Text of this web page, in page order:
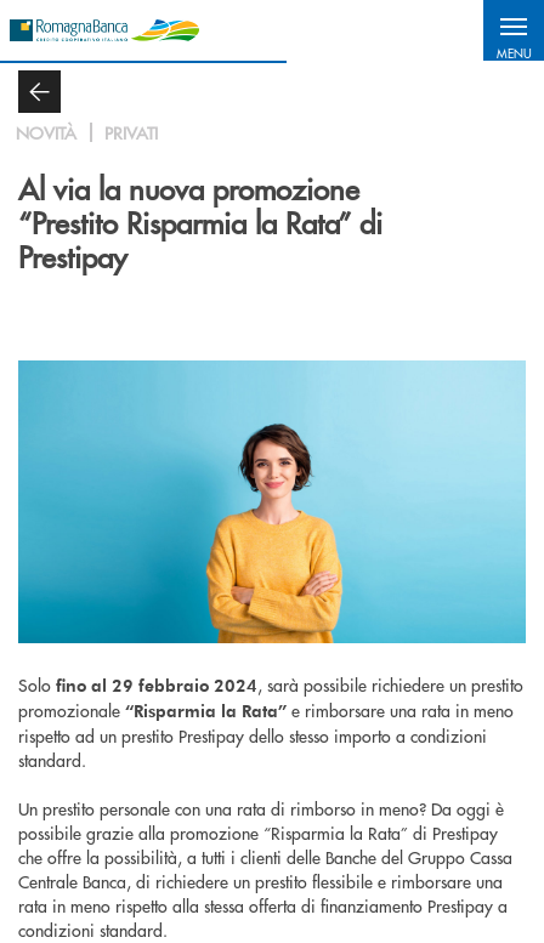
MENU
NOVITÀ PRIVATI
Al via la nuova promozione
“Prestito Risparmia la Rata” di
Prestipay
Solo fino al 29 febbraio 2024, sarà possibile richiedere un prestito
promozionale “Risparmia la Rata” e rimborsare una rata in meno
rispetto ad un prestito Prestipay dello stesso importo a condizioni
standard.
Un prestito personale con una rata di rimborso in meno? Da oggi è
possibile grazie alla promozione “Risparmia la Rata” di Prestipay
che offre la possibilità, a tutti i clienti delle Banche del Gruppo Cassa
Centrale Banca, di richiedere un prestito flessibile e rimborsare una
rata in meno rispetto alla stessa offerta di finanziamento Prestipay a
condizioni standard.